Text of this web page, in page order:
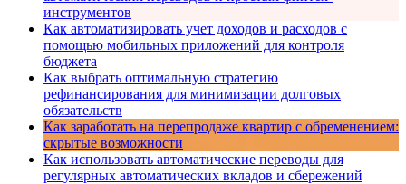
инструментов
Как автоматизировать учет доходов и расходов с
помощью мобильных приложений для контроля
бюджета
Как выбрать оптимальную стратегию
рефинансирования для минимизации долговых
обязательств
Как заработать на перепродаже квартир с обременением:
скрытые возможности
Как использовать автоматические переводы для
регулярных автоматических вкладов и сбережений